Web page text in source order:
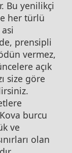
Bu yenilikçi
her türlü
prensipli
vermez,
açık
size göre
burcu
ve
olan